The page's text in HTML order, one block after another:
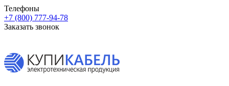
Телефоны
+7 (800) 777-94-78
Заказать звонок